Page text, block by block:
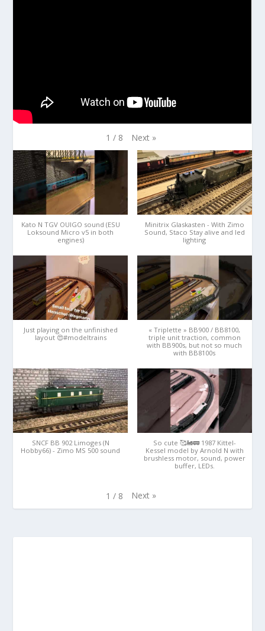
1 / 8 Next »
Kato N TGV OUIGO sound (ESU
Loksound Micro v5 in both
engines)
Minitrix Glaskasten - With Zimo
Sound, Staco Stay alive and led
lighting
Just playing on the unfinished
layout 😍#modeltrains
« Triplette » BB900 / BB8100,
triple unit traction, common
with BB900s, but not so much
with BB8100s
SNCF BB 902 Limoges (N
Hobby66) - Zimo MS 500 sound
So cute 🥰🚂🚃 1987 Kittel-
Kessel model by Arnold N with
brushless motor, sound, power
buffer, LEDs.
1 / 8 Next »